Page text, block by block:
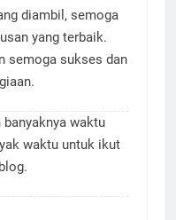
Tapi apapun
diambil, semoga
yang terbaik.
semoga sukses dan
waktu
waktu untuk ikut